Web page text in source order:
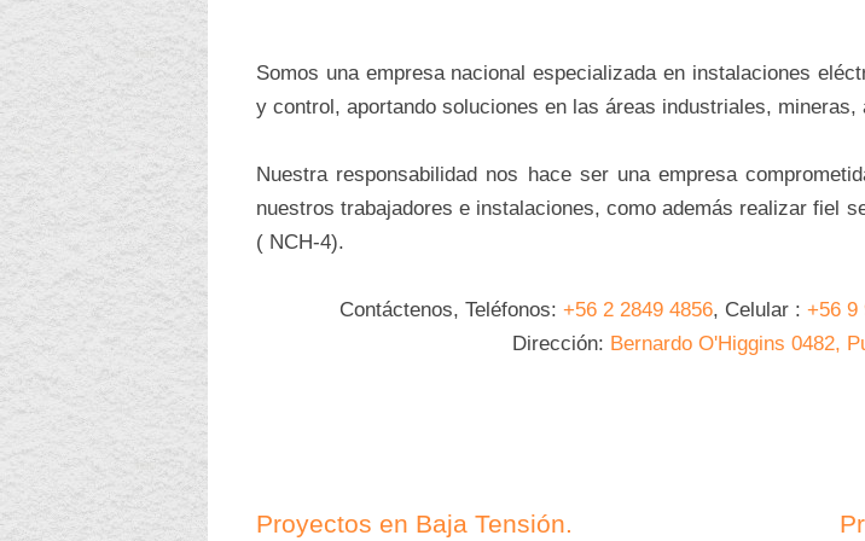
Somos una empresa nacional especializada en instalaciones
y control, aportando soluciones en las áreas industriales,
Nuestra responsabilidad nos hace ser una empresa
nuestros trabajadores e instalaciones, como además realizar fiel
( NCH-4).
Contáctenos, Teléfonos: +56 2 2849 4856, Celular : +56 9
Dirección: Bernardo O'Higgins 0482,
Proyectos en Baja Tensión.